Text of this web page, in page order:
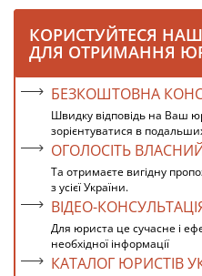
КОРИСТУЙТЕСЯ
ДЛЯ ОТРИМАННЯ
БЕЗКОШТОВНА
Швидку відповідь на Ваш
зорієнтуватися в
ОГОЛОСІТЬ
Та отримаєте вигідну
з усієї України.
ВІДЕО-
Для юриста це сучасне і
необхідної інформації
КАТАЛОГ ЮРИСТІВ